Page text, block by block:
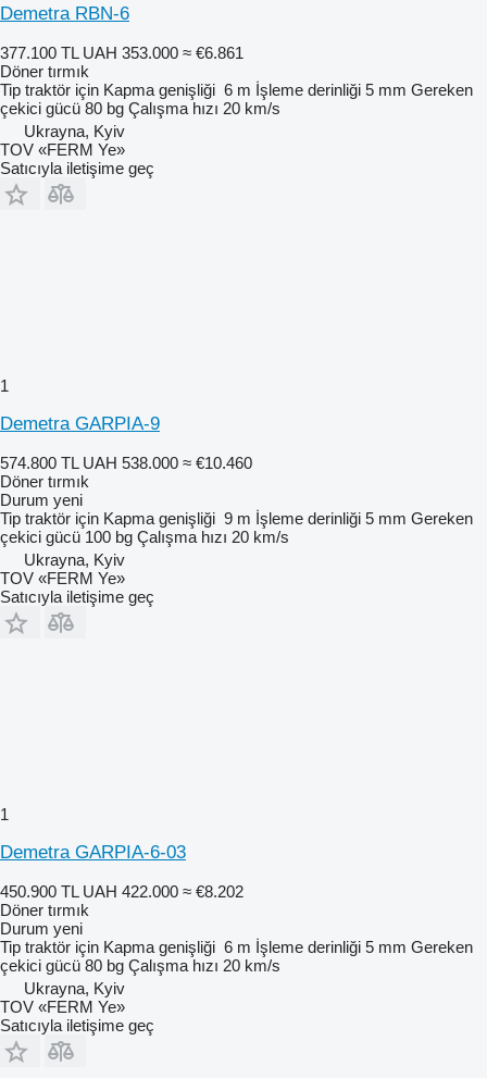
Demetra RBN-6
377.100 TL UAH 353.000 ≈ €6.861
Döner tırmık
Tip traktör için Kapma genişliği 6 m İşleme derinliği 5 mm Gereken
çekici gücü 80 bg Çalışma hızı 20 km/s
Ukrayna, Kyiv
TOV «FERM Ye»
Satıcıyla iletişime geç
1
Demetra GARPIA-9
574.800 TL UAH 538.000 ≈ €10.460
Döner tırmık
Durum yeni
Tip traktör için Kapma genişliği 9 m İşleme derinliği 5 mm Gereken
çekici gücü 100 bg Çalışma hızı 20 km/s
Ukrayna, Kyiv
TOV «FERM Ye»
Satıcıyla iletişime geç
1
Demetra GARPIA-6-03
450.900 TL UAH 422.000 ≈ €8.202
Döner tırmık
Durum yeni
Tip traktör için Kapma genişliği 6 m İşleme derinliği 5 mm Gereken
çekici gücü 80 bg Çalışma hızı 20 km/s
Ukrayna, Kyiv
TOV «FERM Ye»
Satıcıyla iletişime geç